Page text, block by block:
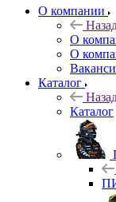
О компании
О
О
Каталог
Каталог